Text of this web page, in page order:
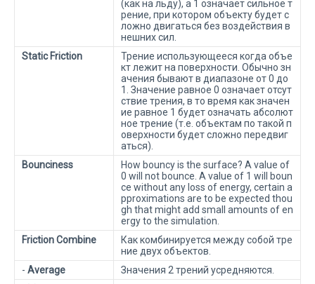
(как на льду), а 1 означает сильное т
рение, при котором объекту будет с
ложно двигаться без воздействия в
нешних сил.
Static Friction
Трение использующееся когда объе
кт лежит на поверхности. Обычно зн
ачения бывают в диапазоне от 0 до
1. Значение равное 0 означает отсут
ствие трения, в то время как значен
ие равное 1 будет означать абсолют
ное трение (т.е. объектам по такой п
оверхности будет сложно передвиг
аться).
Bounciness
How bouncy is the surface? A value of
0 will not bounce. A value of 1 will boun
ce without any loss of energy, certain a
pproximations are to be expected thou
gh that might add small amounts of en
ergy to the simulation.
Friction Combine
Как комбинируется между собой тре
ние двух объектов.
- Average
Значения 2 трений усредняются.